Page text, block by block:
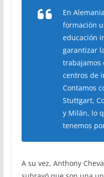
En
formación
educación
garantizar
trabajamos
centros de
Contamos
Stuttgart,
y Milán, lo
tenemos
A su vez, Anthony